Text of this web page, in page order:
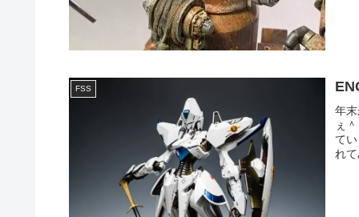
FSS
年
ぇ
て
れ